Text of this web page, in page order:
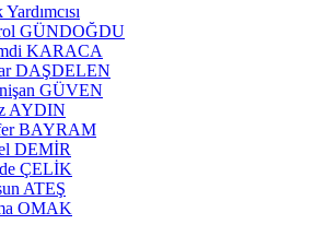
GÜNDOĞDU
KARACA
DAŞDELEN
GÜVEN
AYDIN
BAYRAM
DEMİR
ÇELİK
ATEŞ
OMAK